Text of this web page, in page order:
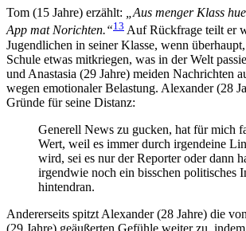
Tom (15 Jahre) erzählt: „Aus menger Klass
App mat Norichten.“13 Auf Rückfrage teilt er
Jugendlichen in seiner Klasse, wenn
Schule etwas mitkriegen, was in der Welt
und Anastasia (29 Jahre) meiden Nachrichten
wegen emotionaler Belastung. Alexander (28
Gründe für seine Distanz:
Generell News zu gucken, hat für mich
Wert, weil es immer durch irgendeine
wird, sei es nur der Reporter oder dann
irgendwie noch ein bisschen politisches
hintendran.
Andererseits spitzt Alexander (28 Jahre) die
(29 Jahre) geäußerten Gefühle weiter zu,